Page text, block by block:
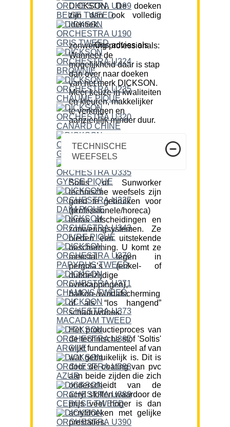
DICKSON. De doeken
zijn dan ook volledig
identiek.
Ons advies als zonwering professionals:
Wanneer de
mogelijkheid daar is stap
dan over naar doeken
van het merk DICKSON.
Meer keuze in kwaliteiten
en kleuren, makkelijker
te verkrijgen en
aanzienlijk minder duur.
TECHNISCHE
WEEFSELS
Soltis of Sunworker
technische weefsels zijn
goed te gebruiken voor
(professionele/horeca)
terras afscheidingen en
zonweringsystemen. Ze
bieden een uitstekende
bescherming. U komt ze
meestal tegen in
pergola’s (enkel- of
dubbelzijdige
overkappingen),
balkon-/windafscherming
of als “los hangend”
schaduwdoek.
Het productieproces van
de technische stof 'Soltis'
wijkt fundamenteel af van
wat gebruikelijk is. Dit is
door de coating van pvc
aan beide zijden die zich
onderscheidt van de
acryl stoffen waardoor de
prijs veel hoger is dan
acryldoeken met gelijke
prestaties.